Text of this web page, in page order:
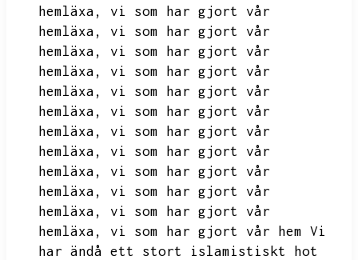
hemläxa,
vi som har gjort vår
hemläxa,
vi som har gjort vår
hemläxa,
vi som har gjort vår
hemläxa,
vi som har gjort vår
hemläxa,
vi som har gjort vår
hemläxa,
vi som har gjort vår
hemläxa,
vi som har gjort vår
hemläxa,
vi som har gjort vår
hemläxa,
vi som har gjort vår
hemläxa,
vi som har gjort vår
hemläxa,
vi som har gjort vår
hemläxa,
vi som har gjort vår hem Vi
har ändå ett stort islamistiskt hot